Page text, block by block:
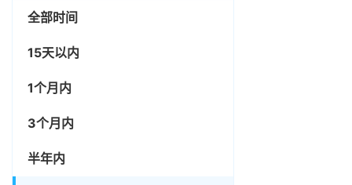
全部时间
15天以内
1个月内
3个月内
半年内